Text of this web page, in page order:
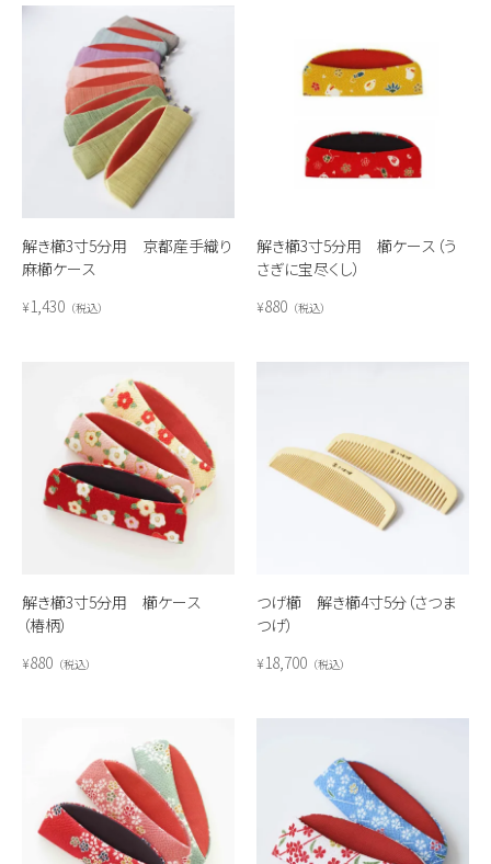
解き櫛3寸5分用 京都産手織り
麻櫛ケース
¥1,430 税込
解き櫛3寸5分用 櫛ケース（う
さぎに宝尽くし）
¥880 税込
解き櫛3寸5分用 櫛ケース
（椿柄）
¥880 税込
つげ櫛 解き櫛4寸5分（さつま
つげ）
¥18,700 税込